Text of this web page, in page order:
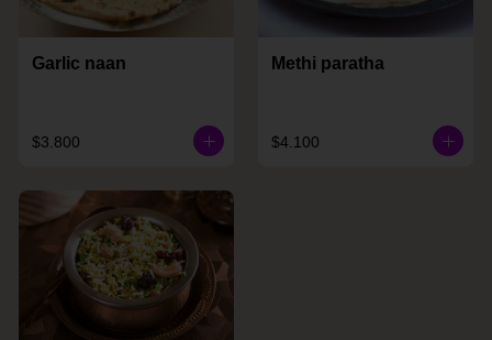
Garlic naan
$3.800
Methi paratha
$4.100